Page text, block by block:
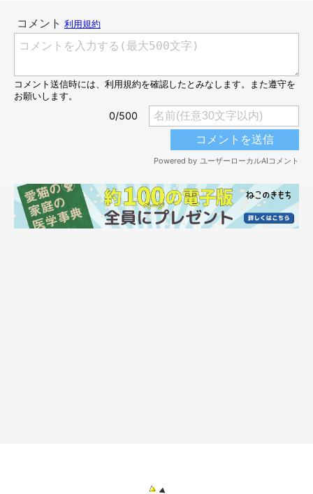
に“オケツはみ出し寝”をしていることが多くてですね(・∀・；)
腹毛といい、オケツといい････よくはみ出すコですな(＾－＾；)
このうにの“オケツはみ出し寝”、現在はてんちゃんにしっかりと
受け継がれておりますよ！
女のコなんですけどね･･･(；＝∀＝A